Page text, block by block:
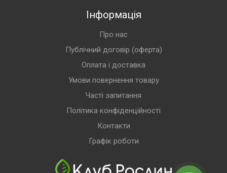
Інформація
Про нас
Публічний договір (оферта)
Оплата і доставка
Умови повернення товару
Часті запитання
Політика конфіденційності
Контакти
Графік роботи